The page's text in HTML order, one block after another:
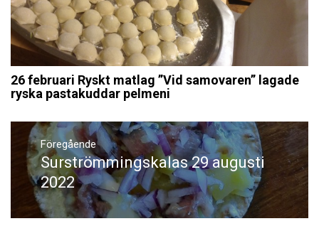
26 februari Ryskt matlag ”Vid samovaren” lagade
ryska pastakuddar pelmeni
Inläggsnavigering
Föregående
Föregående
inlägg:
Surströmmingskalas 29 augusti
2022